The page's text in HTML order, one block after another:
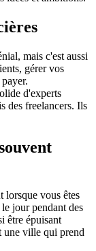
mais c'est aussi
gérer vos
d'experts
des freelancers. Ils
lorsque vous êtes
jour pendant des
être épuisant
une ville qui prend